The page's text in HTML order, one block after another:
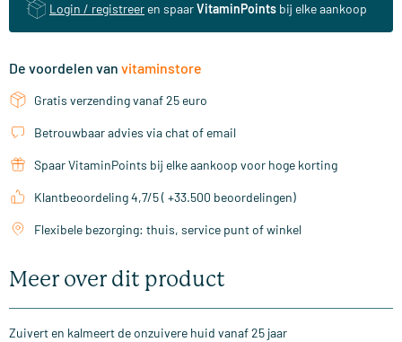
Login / registreer en spaarVitaminPoints bij elke aankoop
De voordelen van vitaminstore
Gratis verzending vanaf 25 euro
Betrouwbaar advies via chat of email
Spaar VitaminPoints bij elke aankoop voor hoge korting
Klantbeoordeling 4,7/5 ( +33.500 beoordelingen)
Flexibele bezorging: thuis, service punt of winkel
Meer over dit product
Zuivert en kalmeert de onzuivere huid vanaf 25 jaar